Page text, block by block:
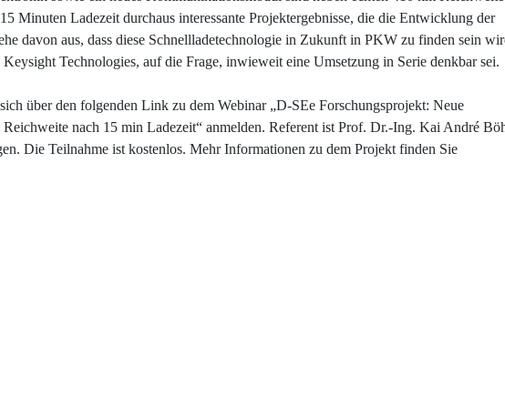
Minuten Ladezeit durchaus interessante Projektergebnisse, die die Entwicklung der
davon aus, dass diese Schnellladetechnologie in Zukunft in PKW zu finden sein
Technologies, auf die Frage, inwieweit eine Umsetzung in Serie denkbar sei.
über den folgenden Link zu dem Webinar „D-SEe Forschungsprojekt: Neue
nach 15 min Ladezeit“ anmelden. Referent ist Prof. Dr.-Ing. Kai André
Die Teilnahme ist kostenlos. Mehr Informationen zu dem Projekt finden Sie